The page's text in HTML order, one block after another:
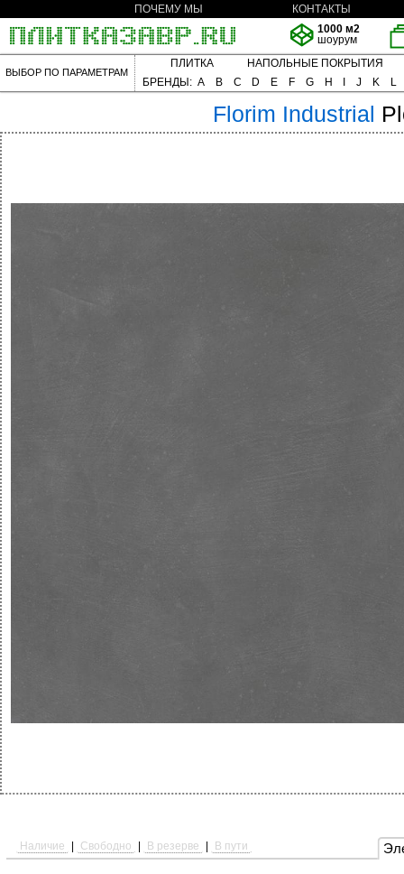
ПОЧЕМУ МЫ
КОНТАКТЫ
1000 м2
шоурум
ВЫБОР ПО ПАРАМЕТРАМ
ПЛИТКА
НАПОЛЬНЫЕ ПОКРЫТИЯ
БРЕНДЫ: A B C D E F G H J K L
Florim Industrial
Наличие Свободно В резерве В пути